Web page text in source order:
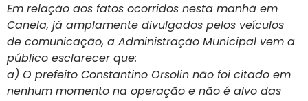
Em relação aos fatos ocorridos nesta manhã em
Canela, já amplamente divulgados pelos veículos
de comunicação, a Administração Municipal vem a
público esclarecer que:
a) O prefeito Constantino Orsolin não foi citado em
nenhum momento na operação e não é alvo das